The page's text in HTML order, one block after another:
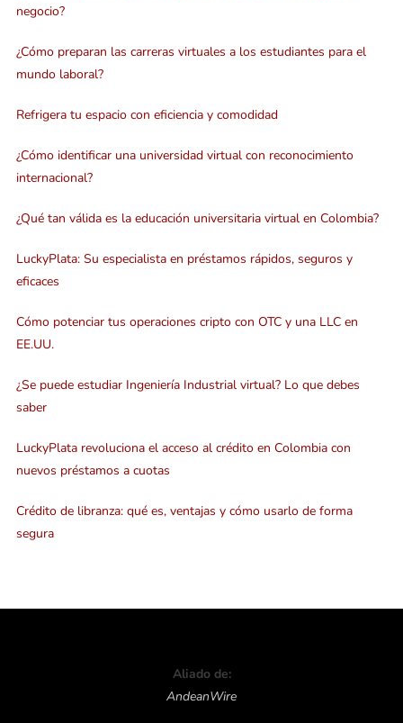
negocio?
¿Cómo preparan las carreras virtuales a los estudiantes para el
mundo laboral?
Refrigera tu espacio con eficiencia y comodidad
¿Cómo identificar una universidad virtual con reconocimiento
internacional?
¿Qué tan válida es la educación universitaria virtual en Colombia?
LuckyPlata: Su especialista en préstamos rápidos, seguros y
eficaces
Cómo potenciar tus operaciones cripto con OTC y una LLC en
EE.UU.
¿Se puede estudiar Ingeniería Industrial virtual? Lo que debes
saber
LuckyPlata revoluciona el acceso al crédito en Colombia con
nuevos préstamos a cuotas
Crédito de libranza: qué es, ventajas y cómo usarlo de forma
segura
Aliado de:
AndeanWire